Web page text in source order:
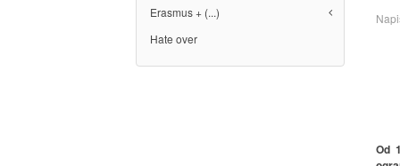
Od
Erasmus + (...)
Hate over